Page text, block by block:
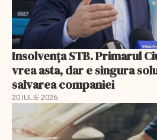
Insolvenţa STB. Primarul
vrea asta, dar e singura
salvarea companiei
20 IULIE 2026